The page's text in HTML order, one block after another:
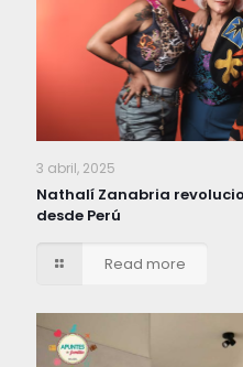
3 abril, 2025
Nathalí Zanabria
desde Perú
Read more